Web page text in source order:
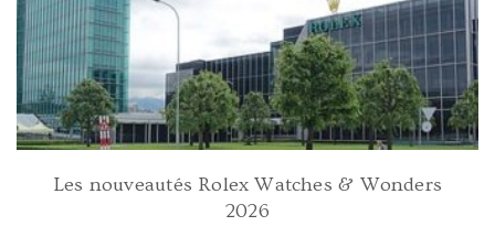
Les nouveautés Rolex Watches & Wonders
2026